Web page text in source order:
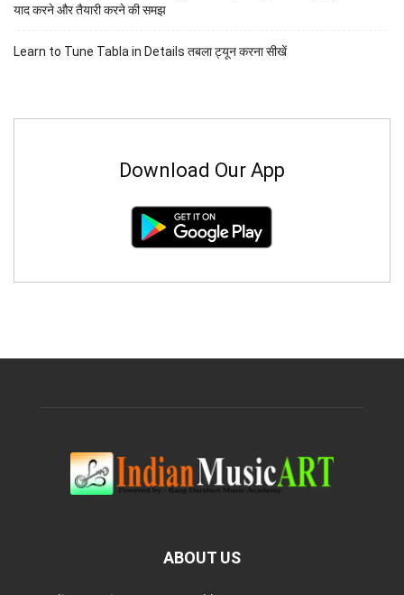
याद करने और तैयारी करने की समझ
Learn to Tune Tabla in Details तबला ट्यून करना सीखें
Download Our App
ABOUT US